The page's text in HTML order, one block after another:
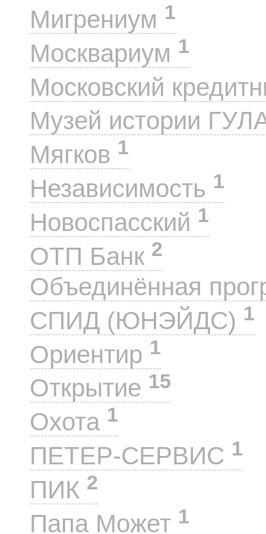
Мигрениум 1
Москвариум 1
Московский
Музей истории
Мягков 1
Независимость 1
Новоспасский 1
ОТП Банк 2
Объединённая
СПИД (ЮНЭЙДС) 1
Ориентир 1
Открытие 15
Охота 1
ПЕТЕР-СЕРВИС 1
ПИК 2
Папа Может 1